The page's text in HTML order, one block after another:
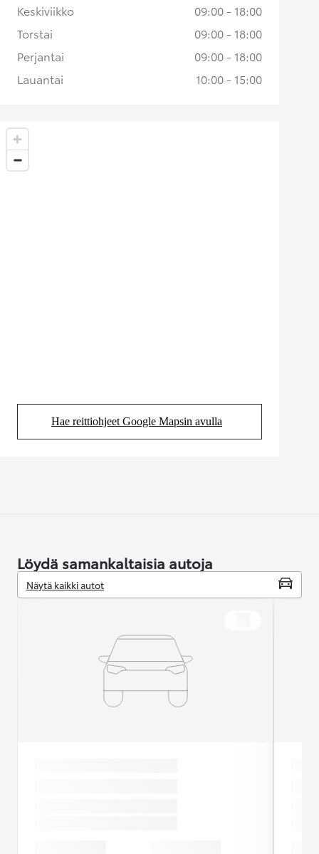
Hae reittiohjeet Google Mapsin avulla
(Aukeaa uudessa välilehdessä)
Keskiviikko
09:00 - 18:00
Torstai
09:00 - 18:00
Perjantai
09:00 - 18:00
Lauantai
10:00 - 15:00
Löydä samankaltaisia autoja
Näytä kaikki autot